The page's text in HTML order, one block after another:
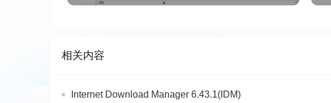
相关内容
Internet Download Manager 6.43.1(IDM)